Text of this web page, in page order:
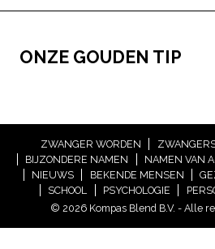
ONZE GOUDEN TIP
ZWANGER WORDEN
BIJZONDERE NAMEN
NAMEN VAN
NIEUWS
BEKENDE MENSEN
SCHOOL
PSYCHOLOGIE
© 2026 Kompas Blend B.V. - Alle